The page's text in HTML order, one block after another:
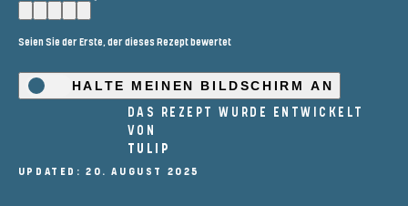
Seien Sie der Erste, der dieses Rezept bewertet
HALTE MEINEN BILDSCHIRM AN
DAS REZEPT WURDE ENTWICKELT
VON
TULIP
UPDATED: 20. AUGUST 2025